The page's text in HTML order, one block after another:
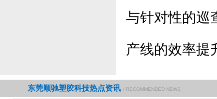
与针对性的巡
产线的效率提
东莞顺驰塑胶科技热点资讯 / RECOMMENDED NEWS